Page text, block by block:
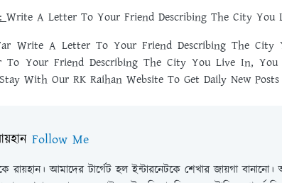
Write A Letter To Your Friend Describing The City You
Write A Letter To Your Friend Describing The
To Your Friend Describing The City You Live In,
With Our RK Raihan Website To Get Daily New
Follow Me
আমাদের টার্গেট হল ইন্টারনেটকে শেখার জায়গা বানানো।